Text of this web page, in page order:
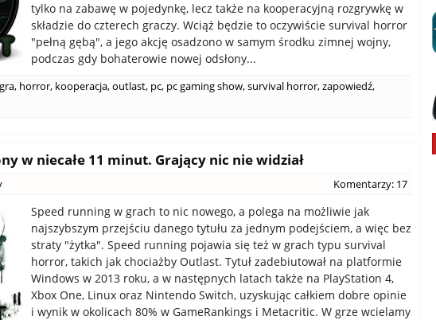
tylko na zabawę w pojedynkę, lecz także na kooperacyjną rozgrywkę w
składzie do czterech graczy. Wciąż będzie to oczywiście survival horror
"pełną gębą", a jego akcję osadzono w samym środku zimnej wojny,
podczas gdy bohaterowie nowej odsłony...
gra, horror, kooperacja,outlast, pc, pc gaming show,survival horror,zapowiedź,
w niecałe 11 minut. Grający nic nie widział
Komentarzy: 17
Speed running w grach to nic nowego, a polega na możliwie jak
najszybszym przejściu danego tytułu za jednym podejściem, a więc bez
straty "żytka". Speed running pojawia się też w grach typu survival
horror, takich jak chociażby Outlast. Tytuł zadebiutował na platformie
Windows w 2013 roku, a w następnych latach także na PlayStation 4,
Xbox One, Linux oraz Nintendo Switch, uzyskując całkiem dobre opinie
i wynik w okolicach 80% w GameRankings i Metacritic. W grze wcielamy